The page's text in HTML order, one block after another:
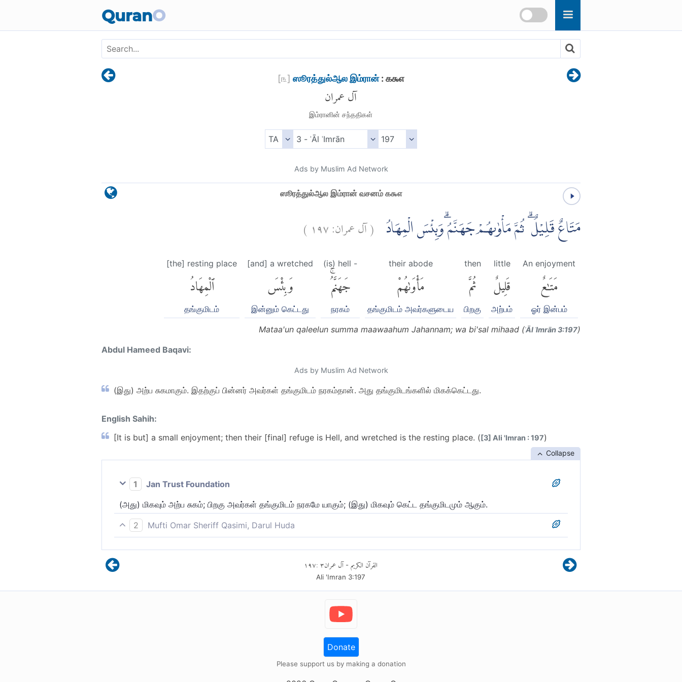
QuranO
[௩] ஸூரத்துல்ஆல இம்ரான்: ௧௯௭
آل عمران
இம்ரானின் சந்ததிகள்
Ads by Muslim Ad Network
ஸூரத்துல்ஆல இம்ரான் வசனம் ௧௯௭
مَتَاعٌ قَلِيْلٌ ۗ ثُمَّ مَأْوٰىهُمْ جَهَنَّمُ ۗوَبِئْسَ الْمِهَادُ (آل عمران:١٩٧ )
An enjoyment
مَتَٰعٌ
ஓர் இன்பம்
little
قَلِيلٌ
அற்பம்
then
ثُمَّ
பிறகு
their abode
مَأْوَىٰهُمْ
தங்குமிடம் அவர்களுடைய
(is) hell -
جَهَنَّمُۚ
நரகம்
[and] a wretched
وَبِئْسَ
இன்னும் கெட்டது
[the] resting place
ٱلْمِهَادُ
தங்குமிடம்
Mataa'un qaleelun summa maawaahum Jahannam; wa bi'sal mihaad (ʾĀl ʿImrān 3:197)
Abdul Hameed Baqavi:
Ads by Muslim Ad Network
(இது) அற்ப சுகமாகும். இதற்குப் பின்னர் அவர்கள் தங்குமிடம் நரகம்தான். அது தங்குமிடங்களில் மிகக்கெட்டது.
English Sahih:
[It is but] a small enjoyment; then their [final] refuge is Hell, and wretched is the resting place. ([3] Ali 'Imran : 197)
Collapse
1
Jan Trust Foundation
(அது) மிகவும் அற்ப சுகம்; பிறகு அவர்கள் தங்குமிடம் நரகமே யாகும்; (இது) மிகவும் கெட்ட தங்குமிடமும் ஆகும்.
2
Mufti Omar Sheriff Qasimi, Darul Huda
القرآن الكريم - آل عمران٣:١٩٧
Ali 'Imran 3:197
Donate
Please support us by making a donation